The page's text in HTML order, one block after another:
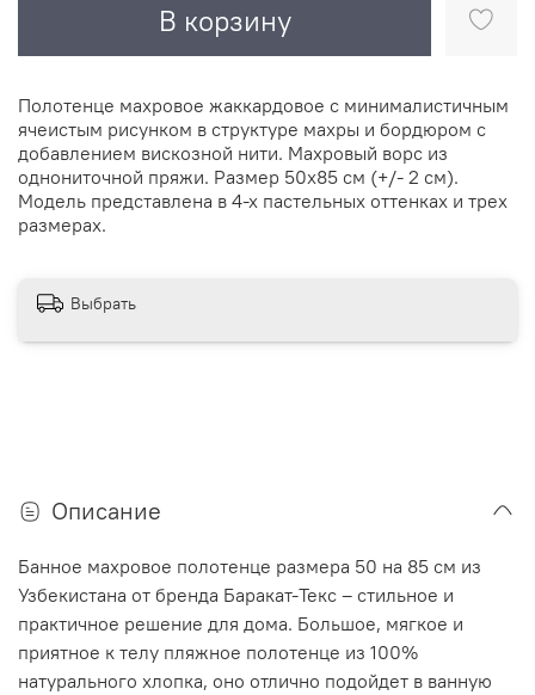
В корзину
Полотенце махровое жаккардовое с минималистичным
ячеистым рисунком в структуре махры и бордюром с
добавлением вискозной нити. Махровый ворс из
однониточной пряжи. Размер 50х85 см (+/- 2 см).
Модель представлена в 4-х пастельных оттенках и трех
размерах.
Выбрать
Описание
Банное махровое полотенце размера 50 на 85 см из
Узбекистана от бренда Баракат-Текс – стильное и
практичное решение для дома. Большое, мягкое и
приятное к телу пляжное полотенце из 100%
натурального хлопка, оно отлично подойдет в ванную